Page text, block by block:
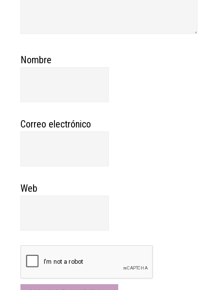
Nombre
Correo electrónico
Web